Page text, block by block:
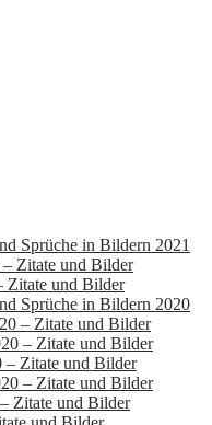
Sprüche in Bildern 2021
– Zitate und Bilder
Zitate und Bilder
Sprüche in Bildern 2020
– Zitate und Bilder
– Zitate und Bilder
– Zitate und Bilder
– Zitate und Bilder
Zitate und Bilder